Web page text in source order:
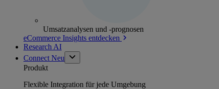
Umsatzanalysen und -prognosen
eCommerce Insights entdecken
Research AI
Connect Neu
Produkt
Flexible Integration für jede Umgebung